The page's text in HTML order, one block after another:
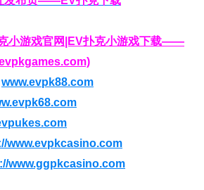
小游戏官网|EV扑克小游戏下载——
www.evpk88.com
www.evpkcasino.com
www.ggpkcasino.com